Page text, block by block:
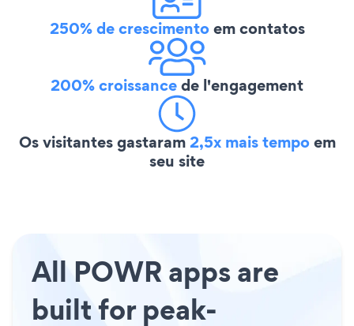
250% de crescimentoem contatos
200% croissancede l'engagement
Os visitantes gastaram2,5x mais tempoem
seu site
All POWR apps are
built for peak-